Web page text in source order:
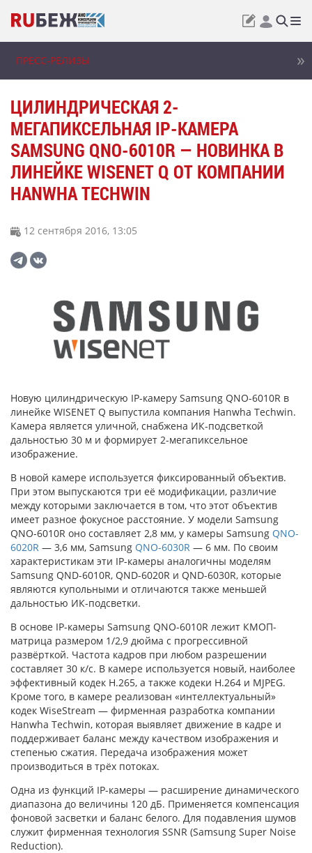
ПРЕСС-РЕЛИЗЫ
ЦИЛИНДРИЧЕСКАЯ 2-
МЕГАПИКСЕЛЬНАЯ IP-КАМЕРА
SAMSUNG QNO-6010R — НОВИНКА В
ЛИНЕЙКЕ WISENET Q ОТ КОМПАНИИ
HANWHA TECHWIN
12 сентября 2016, 13:05
Новую цилиндрическую IP-камеру Samsung QNO-6010R в
линейке WISENET Q выпустила компания Hanwha Techwin.
Камера является уличной, снабжена ИК-подсветкой
дальностью 30 м и формирует 2-мегапиксельное
изображение.
В новой камере используется фиксированный объектив.
При этом выпускаются три её модификации, различие
между которыми заключается в том, что этот объектив
имеет разное фокусное расстояние. У модели Samsung
QNO-6010R оно составляет 2,8 мм, у камеры Samsung QNO-
6020R — 3,6 мм, Samsung QNO-6030R — 6 мм. По своим
характеристикам эти IP-камеры аналогичны моделям
Samsung QND-6010R, QND-6020R и QND-6030R, которые
являются купольными и отличаются также меньшей
дальностью ИК-подсветки.
В основе IP-камеры Samsung QNO-6010R лежит КМОП-
матрица размером 1/2,9 дюйма с прогрессивной
развёрткой. Частота кадров при любом разрешении
составляет 30 к/с. В камере используется новый, наиболее
эффективный кодек H.265, а также кодеки H.264 и MJPEG.
Кроме того, в камере реализован «интеллектуальный»
кодек WiseStream — фирменная разработка компании
Hanwha Techwin, которая выявляет движение в кадре и
поддерживает баланс между качеством изображения и
степенью сжатия. Передача изображения может
производиться в трёх потоках.
Одна из функций IP-камеры — расширение динамического
диапазона до величины 120 дБ. Применяется компенсация
фоновой засветки и баланс белого. Для подавления шумов
служит фирменная технология SSNR (Samsung Super Noise
Reduction).